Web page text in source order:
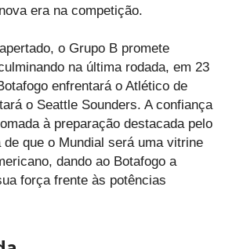
era na competição.
o Grupo B promete
na última rodada, em 23
enfrentará o Atlético de
o Seattle Sounders. A confiança
à preparação destacada pelo
que o Mundial será uma vitrine
dando ao Botafogo a
força frente às potências